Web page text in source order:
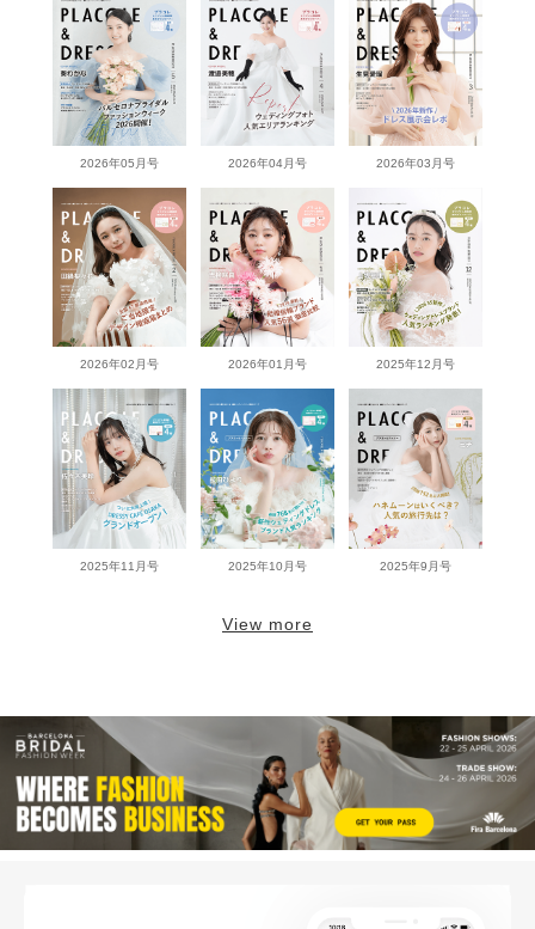
2026年05月号 2026年04月号 2026年03月号
2026年02月号 2026年01月号 2025年12月号
2025年11月号 2025年10月号 2025年9月号
View more